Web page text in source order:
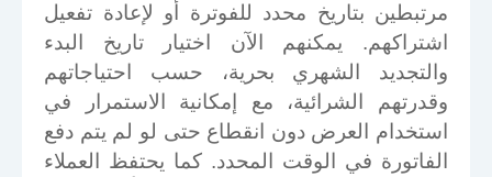
مرتبطين بتاريخ محدد للفوترة أو لإعادة تفعيل
اشتراكهم. يمكنهم الآن اختيار تاريخ البدء
والتجديد الشهري بحرية، حسب احتياجاتهم
وقدرتهم الشرائية، مع إمكانية الاستمرار في
استخدام العرض دون انقطاع حتى لو لم يتم دفع
الفاتورة في الوقت المحدد. كما يحتفظ العملاء